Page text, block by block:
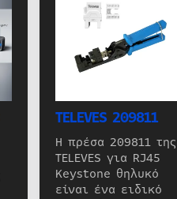
TELEVES 209811
Η πρέσα 209811 της
TELEVES για RJ45
Keystone θηλυκό
είναι ένα ειδικό